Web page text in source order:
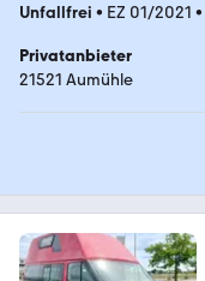
Unfallfrei • EZ 01/2021 •
Privatanbieter
21521 Aumühle